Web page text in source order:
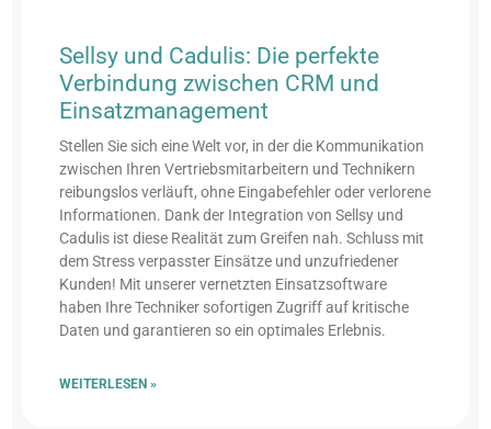
Sellsy und Cadulis: Die perfekte
Verbindung zwischen CRM und
Einsatzmanagement
Stellen Sie sich eine Welt vor, in der die Kommunikation
zwischen Ihren Vertriebsmitarbeitern und Technikern
reibungslos verläuft, ohne Eingabefehler oder verlorene
Informationen. Dank der Integration von Sellsy und
Cadulis ist diese Realität zum Greifen nah. Schluss mit
dem Stress verpasster Einsätze und unzufriedener
Kunden! Mit unserer vernetzten Einsatzsoftware
haben Ihre Techniker sofortigen Zugriff auf kritische
Daten und garantieren so ein optimales Erlebnis.
WEITERLESEN »